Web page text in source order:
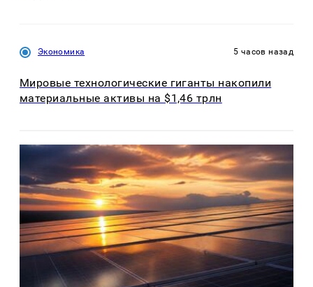
Экономика 5 часов назад
Мировые технологические гиганты накопили
материальные активы на $1,46 трлн